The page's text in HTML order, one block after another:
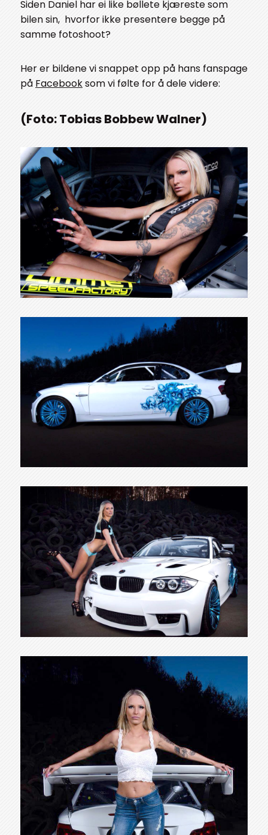
Siden Daniel har ei like bøllete kjæreste som
bilen sin, hvorfor ikke presentere begge på
samme fotoshoot?
Her er bildene vi snappet opp på hans fanspage
på Facebooksom vi følte for å dele videre:
(Foto:Tobias Bobbew Walner)